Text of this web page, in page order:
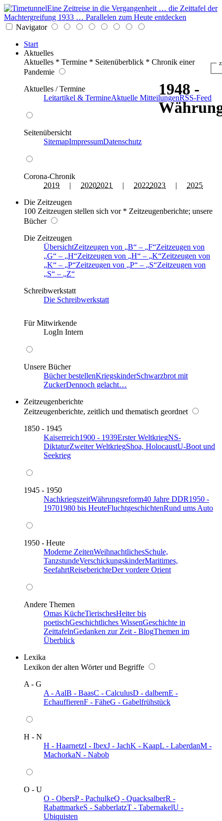
Eine Zeitreise in die Vergangenheit … die Zeittafel der
Machtergreifung 1933 … Parallelen zum Heute entdecken
Navigator
Start
Aktuelles
Aktuelles * Termine * Seitenüberblick * Chronik einer
Pandemie
Aktuelles / Termine
Leitartikel & TermineAktuelle MitteilungenRSS-Feed
Seitenübersicht
SitemapImpressumDatenschutz
Corona-Chronik
2019 | 20202021 | 20222023 | 2025
Die Zeitzeugen
100 Zeitzeugen stellen sich vor * Zeitzeugenberichte; unsere
Bücher
Die Zeitzeugen
ÜbersichtZeitzeugen von B – F Zeitzeugen von
G
– H Zeitzeugen von H – K Zeitzeugen von
K
– P Zeitzeugen von P – S Zeitzeugen von
S
–
Z
Schreibwerkstatt
Die Schreibwerkstatt
Für Mitwirkende
LogIn Intern
Unsere Bücher
Bücher bestellenKriegskinderSchwarzbrot mit
ZuckerDennoch gelacht…
Zeitzeugenberichte
Zeitzeugenberichte, zeitlich und thematisch geordnet
1850 - 1945
Kaiserreich1900 - 1939Erster WeltkriegNS-
DiktaturZweiter WeltkriegShoa, HolocaustU-Boot und
Seekrieg
1945 - 1950
NachkriegszeitWährungsreform40 Jahre DDR1950 -
19701980 bis HeuteFluchtgeschichtenRund ums Auto
1950 - Heute
Moderne ZeitenWeihnachtlichesSchule,
TanzstundeVerschickungskinderMaritimes,
SeefahrtReiseberichteDer vordere Orient
Andere Themen
Omas KücheTierischesHeiter bis
poetischGeschichtliches WissenGeschichte in
ZeittafelnGedanken zur Zeit - BlogThemen im
Überblick
Lexika
Lexikon der alten Wörter und Begriffe
A - G
A - AalB - BaasC - CalculusD - dalbernE -
EchauffierenF - FäheG - Gabelfrühstück
H - N
H - HaarnetzI - IbexJ - JachK - KaapL - LaberdanM -
MachorkaN - Nabob
O - U
O - ObersP - PachulkeQ - QuacksalberR -
RabattmarkeS - SabberlatzT - TabernakelU -
Ubiquisten
1948 -